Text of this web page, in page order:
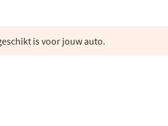
is voor jouw auto.